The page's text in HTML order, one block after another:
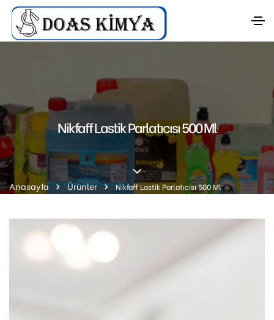
Nikfaff Lastik Parlatıcısı 500 Ml
Anasayfa Ürünler Nikfaff Lastik Parlatıcısı 500 Ml